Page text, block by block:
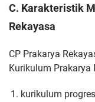
C. Karakteristik
Rekayasa
CP Prakarya
Kurikulum Prakarya
kurikulum